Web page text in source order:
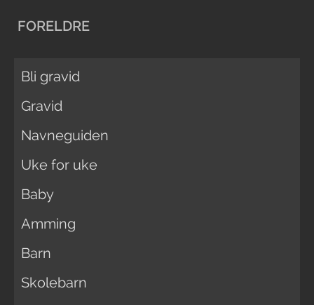
FORELDRE
Bli gravid
Gravid
Navneguiden
Uke for uke
Baby
Amming
Barn
Skolebarn